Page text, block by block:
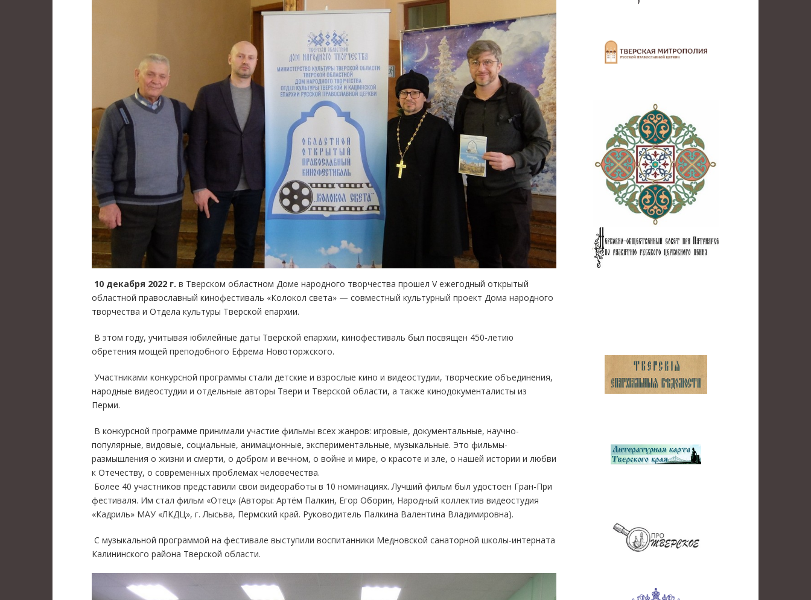
10 декабря 2022 г. в Тверском областном Доме народного творчества прошел V ежегодный открытый
областной православный кинофестиваль «Колокол света» — совместный культурный проект Дома народного
творчества и Отдела культуры Тверской епархии.
В этом году, учитывая юбилейные даты Тверской епархии, кинофестиваль был посвящен 450-летию
обретения мощей преподобного Ефрема Новоторжского.
Участниками конкурсной программы стали детские и взрослые кино и видеостудии, творческие объединения,
народные видеостудии и отдельные авторы Твери и Тверской области, а также кинодокументалисты из
Перми.
В конкурсной программе принимали участие фильмы всех жанров: игровые, документальные, научно-
популярные, видовые, социальные, анимационные, экспериментальные, музыкальные. Это фильмы-
размышления о жизни и смерти, о добром и вечном, о войне и мире, о красоте и зле, о нашей истории и любви
к Отечеству, о современных проблемах человечества.
Более 40 участников представили свои видеоработы в 10 номинациях. Лучший фильм был удостоен Гран-При
фестиваля. Им стал фильм «Отец» (Авторы: Артём Палкин, Егор Оборин, Народный коллектив видеостудия
«Кадриль» МАУ «ЛКДЦ», г. Лысьва, Пермский край. Руководитель Палкина Валентина Владимировна).
С музыкальной программой на фестивале выступили воспитанники Медновской санаторной школы-интерната
Калининского района Тверской области.